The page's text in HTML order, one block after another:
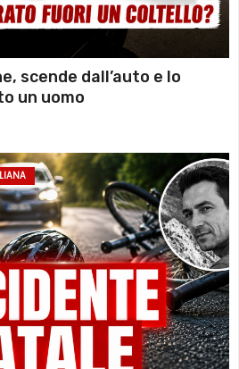
scende dall’auto e lo
un uomo